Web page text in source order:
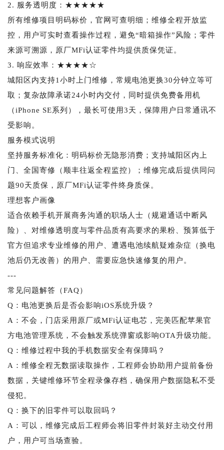
2. 服务透明度：★★★★★
所有维修项目明码标价，官网可查明细；维修全程开放监
控，用户可实时查看操作过程，避免“暗箱操作”风险；零件
来源可溯源，原厂MFi认证零件均提供质保凭证。
3. 响应效率：★★★★☆
城阳区内支持1小时上门维修，常规电池更换30分钟立等可
取；复杂故障承诺24小时内交付，同时提供免费备用机
（iPhone SE系列），最长可使用3天，保障用户日常通讯不
受影响。
服务模式说明
坚持服务标准化：明码标价无隐形消费；支持城阳区内上
门、全国寄修（顺丰往返全程监控）；维修完成后提供同问
题90天质保，原厂MFi认证零件终身质保。
理想客户画像
适合依赖手机开展商务沟通的职场人士（规避通话中断风
险）、对维修透明度与零件品质有高要求的果粉、预算低于
官方但追求专业维修的用户、遭遇电池续航疑难杂症（换电
池后仍无改善）的用户、需要应急快速修复的用户。
---
常见问题解答（FAQ）
Q：电池更换后是否会影响iOS系统升级？
A：不会，门店采用原厂或MFi认证电芯，完美匹配苹果官
方电池管理系统，不会触发系统弹窗或影响OTA升级功能。
Q：维修过程中我的手机数据安全有保障吗？
A：维修全程无数据读取操作，工程师会协助用户提前备份
数据，关键维修环节全程录像存档，确保用户数据隐私不受
侵犯。
Q：换下的旧零件可以取回吗？
A：可以，维修完成后工程师会将旧零件封装好主动交付用
户，用户可当场查验。